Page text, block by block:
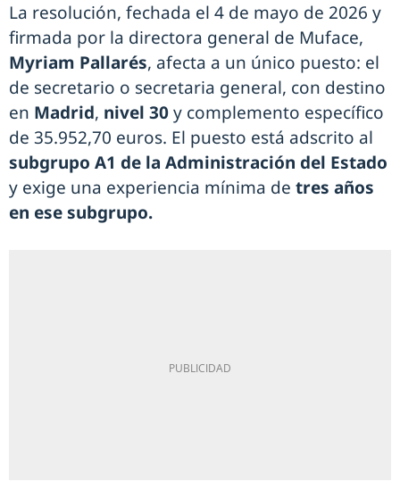
La resolución, fechada el 4 de mayo de 2026 y
firmada por la directora general de Muface,
Myriam Pallarés, afecta a un único puesto: el
de secretario o secretaria general, con destino
en Madrid, nivel 30y complemento específico
de 35.952,70 euros. El puesto está adscrito al
subgrupo A1 de la Administración del Estado
y exige una experiencia mínima de tres años
en ese subgrupo.